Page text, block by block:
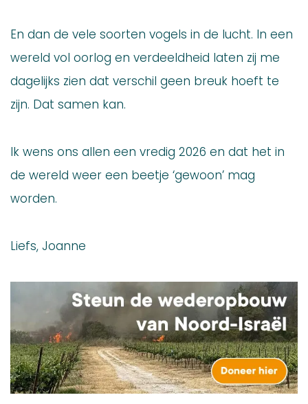
En dan de vele soorten vogels in de lucht. In een
wereld vol oorlog en verdeeldheid laten zij me
dagelijks zien dat verschil geen breuk hoeft te
zijn. Dat samen kan.
Ik wens ons allen een vredig 2026 en dat het in
de wereld weer een beetje ‘gewoon’ mag
worden.
Liefs, Joanne